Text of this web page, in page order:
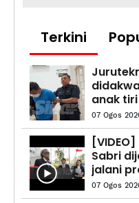
Terkini
anak
usia 10
07 Ogos
Sabri
jalani
07 Ogos